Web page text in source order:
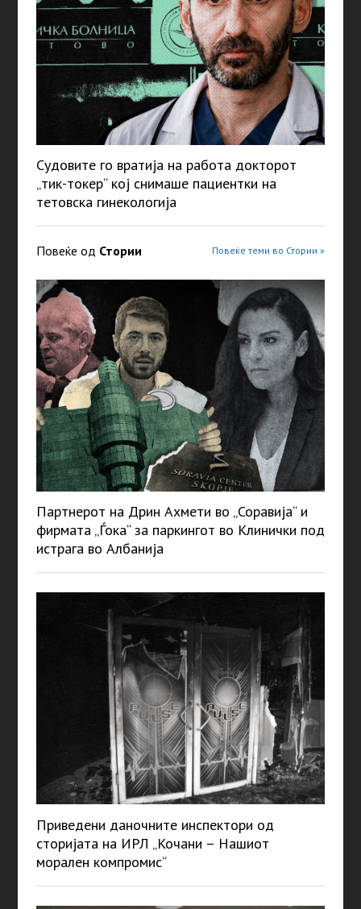
Судовите го вратија на работа докторот
„тик-токер“ кој снимаше пациентки на
тетовска гинекологија
Повеќе од Стории Повеќе теми во Стории »
Партнерот на Дрин Ахмети во „Соравија“ и
фирмата „Ѓока“ за паркингот во Клинички под
истрага во Албанија
Приведени даночните инспектори од
сторијата на ИРЛ „Кочани – Нашиот
морален компромис“